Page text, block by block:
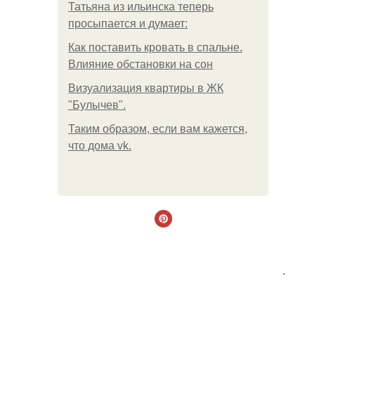
Татьяна из ильинска теперь
просыпается и думает:
Как поставить кровать в спальне.
Влияние обстановки на сон
Визуализация квартиры в ЖК
"Булычев".
Таким образом, если вам кажется,
что дома vk.
.